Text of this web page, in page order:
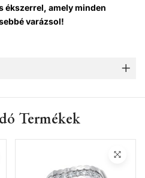
ékszerrel, amely minden
varázsol!
Termékek